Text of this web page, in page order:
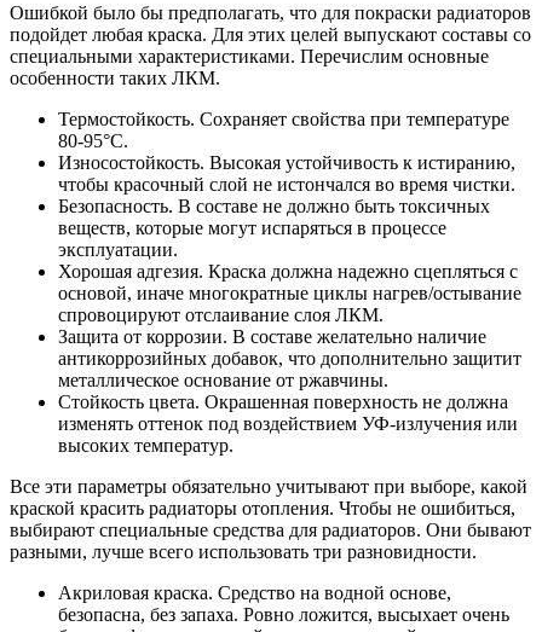
Ошибкой было бы предполагать, что для покраски радиаторов
подойдет любая краска. Для этих целей выпускают составы со
специальными характеристиками. Перечислим основные
особенности таких ЛКМ.
Термостойкость. Сохраняет свойства при температуре
80-95°C.
Износостойкость. Высокая устойчивость к истиранию,
чтобы красочный слой не истончался во время чистки.
Безопасность. В составе не должно быть токсичных
веществ, которые могут испаряться в процессе
эксплуатации.
Хорошая адгезия. Краска должна надежно сцепляться с
основой, иначе многократные циклы нагрев/остывание
спровоцируют отслаивание слоя ЛКМ.
Защита от коррозии. В составе желательно наличие
антикоррозийных добавок, что дополнительно защитит
металлическое основание от ржавчины.
Стойкость цвета. Окрашенная поверхность не должна
изменять оттенок под воздействием УФ-излучения или
высоких температур.
Все эти параметры обязательно учитывают при выборе, какой
краской красить радиаторы отопления. Чтобы не ошибиться,
выбирают специальные средства для радиаторов. Они бывают
разными, лучше всего использовать три разновидности.
Акриловая краска. Средство на водной основе,
безопасна, без запаха. Ровно ложится, высыхает очень